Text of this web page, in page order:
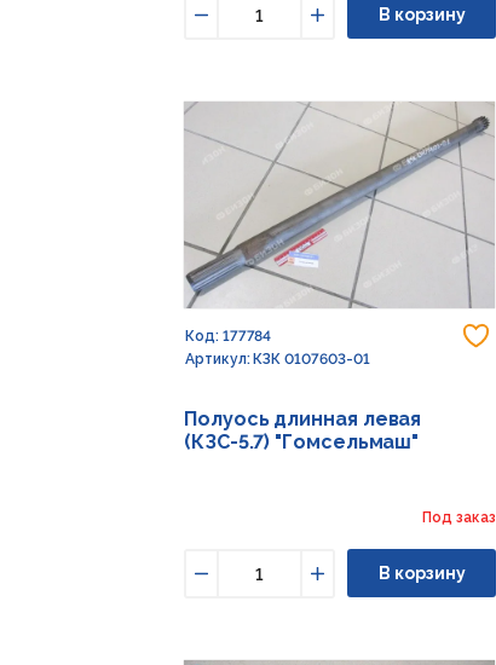
Увеличить
В корзину
Код: 177784
Артикул: КЗК 0107603-01
Полуось длинная левая
(КЗС-5.7) "Гомсельмаш"
Под заказ
Увеличить
В корзину